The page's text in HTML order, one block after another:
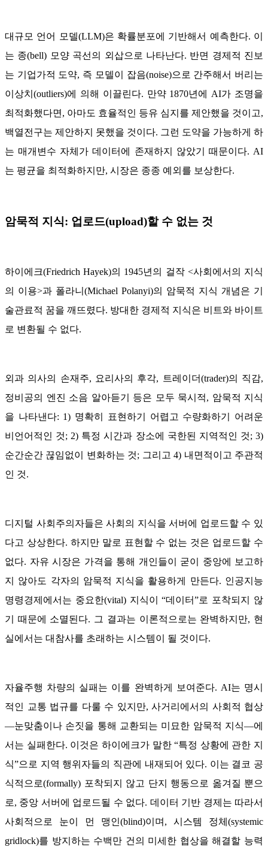
대규모 언어 모델(LLM)은 확률분포에 기반해서 예측한다. 이
는 종(bell) 모양 곡선의 외삽으로 나타난다. 반면 경제적 진보
는 기업가적 도약, 즉 모델이 잡음(noise)으로 간주해서 버리는
이상치(outliers)에 의해 이끌린다. 만약 1870년에 AI가 조명을
최적화했다면, 아마도 효율적인 등유 심지를 제안했을 것이고,
백열전구는 제안하지 못했을 것이다. 그런 도약을 가능하게 하
는 매개변수 자체가 데이터에 존재하지 않았기 때문이다. AI
는 평균을 최적화하지만, 시장은 종종 예외를 보상한다.
암묵적 지식: 업로드(upload)할 수 없는 것
하이에크(Friedrich Hayek)의 1945년의 걸작 <사회에서의 지식
의 이용>과 폴라니(Michael Polanyi)의 암묵적 지식 개념은 기
술관료적 꿈을 깨뜨렸다. 방대한 경제적 지식은 비트와 바이트
로 변환될 수 없다.
외과 의사의 손재주, 요리사의 후각, 트레이더(trader)의 직감,
정비공의 엔진 소음 알아듣기 등은 모두 묵시적, 암묵적 지식
을 나타낸다: 1) 명확히 표현하기 어렵고 수량화하기 어려운
비언어적인 것; 2) 특정 시간과 장소에 국한된 지역적인 것; 3)
순간순간 끊임없이 변화하는 것; 그리고 4) 내면적이고 주관적
인 것.
디지털 사회주의자들은 사회의 지식을 서버에 업로드할 수 있
다고 상상한다. 하지만 말로 표현할 수 없는 것은 업로드할 수
없다. 자유 시장은 가격을 통해 개인들이 굳이 중앙에 보고하
지 않아도 각자의 암묵적 지식을 활용하게 만든다. 인공지능
명령경제에서는 중요한(vital) 지식이 “데이터”로 포착되지 않
기 때문에 소멸된다. 그 결과는 이론적으로는 완벽하지만, 현
실에서는 대참사를 초래하는 시스템이 될 것이다.
자율주행 차량의 실패는 이를 완벽하게 보여준다. AI는 명시
적인 교통 법규를 다룰 수 있지만, 사거리에서의 사회적 협상
―눈맞춤이나 손짓을 통해 교환되는 미묘한 암묵적 지식―에
서는 실패한다. 이것은 하이에크가 말한 “특정 상황에 관한 지
식”으로 지역 행위자들의 직관에 내재되어 있다. 이는 결코 공
식적으로(formally) 포착되지 않고 단지 행동으로 옮겨질 뿐으
로, 중앙 서버에 업로드될 수 없다. 데이터 기반 경제는 따라서
사회적으로 눈이 먼 맹인(blind)이며, 시스템 정체(systemic
gridlock)를 방지하는 수백만 건의 미세한 협상을 해결할 능력